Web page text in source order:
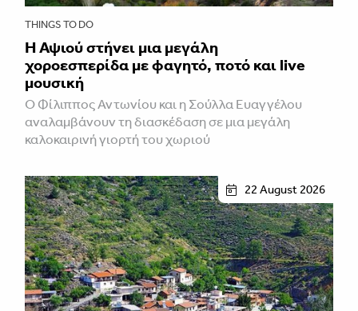
THINGS TO DO
Η Αψιού στήνει μια μεγάλη
χοροεσπερίδα με φαγητό, ποτό και live
μουσική
Ο Φίλιππος Αντωνίου και η Σούλλα Ευαγγέλου
αναλαμβάνουν τη διασκέδαση σε μια μεγάλη
καλοκαιρινή γιορτή του χωριού
22 August 2026